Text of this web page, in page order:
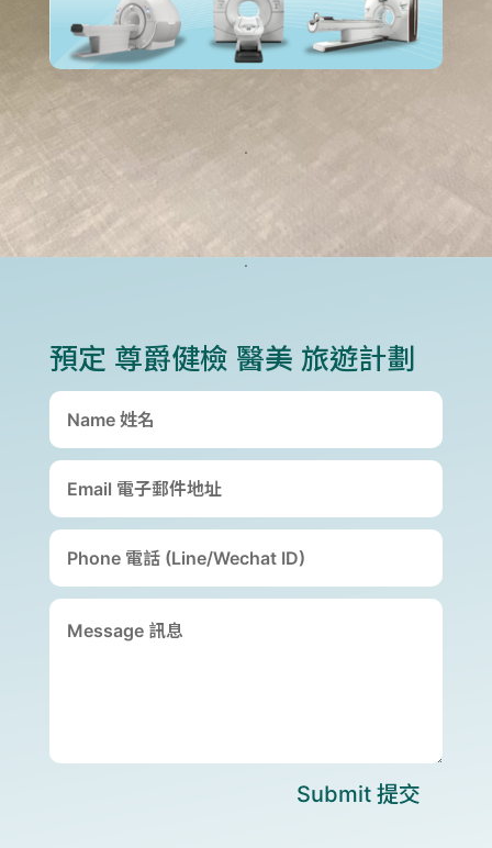
.
.
預定 尊爵健檢 醫美 旅遊計劃
Submit 提交